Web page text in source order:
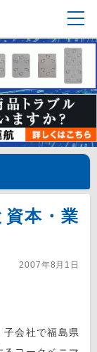
本・業
2007年8月1日
子会社で福島県